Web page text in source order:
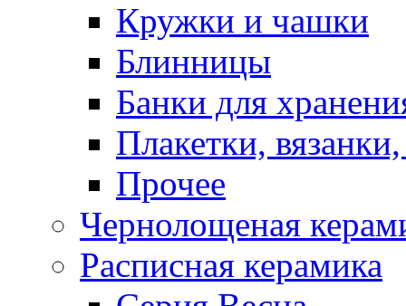
Кружки и чашки
Блинницы
Банки для
Плакетки,
Прочее
Чернолощеная
Расписная керамика